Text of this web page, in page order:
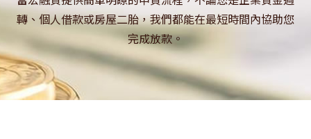
轉、個人借款或房屋二胎，我們都能在最短時間內協助您
完成放款。